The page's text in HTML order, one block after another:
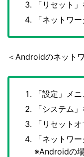
「リセット
「ネットワ
＜Androidのネット
「設定」メ
「システム
「リセット
「ネットワ
※Androidの